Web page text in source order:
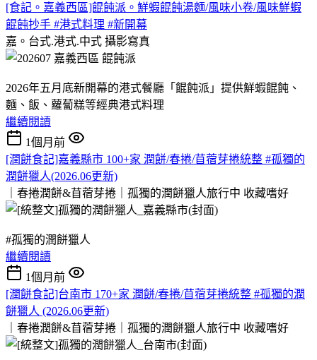
[食記。嘉義西區]餛飩派。鮮蝦餛飩湯麵/風味小卷/風味鮮蝦
餛飩抄手 #港式料理 #新開幕
嘉。台式.港式.中式 攝影寫真
2026年五月底新開幕的港式餐廳「餛飩派」提供鮮蝦餛飩、
麵、飯、蘿蔔糕等經典港式料理
繼續閱讀
1個月前
[潤餅食記]嘉義縣市 100+家 潤餅/春捲/苜蓿芽捲統整 #孤獨的
潤餅獵人(2026.06更新)
｜春捲潤餅&苜蓿芽捲｜孤獨的潤餅獵人旅行中 收藏嗜好
#孤獨的潤餅獵人
繼續閱讀
1個月前
[潤餅食記]台南市 170+家 潤餅/春捲/苜蓿芽捲統整 #孤獨的潤
餅獵人 (2026.06更新)
｜春捲潤餅&苜蓿芽捲｜孤獨的潤餅獵人旅行中 收藏嗜好